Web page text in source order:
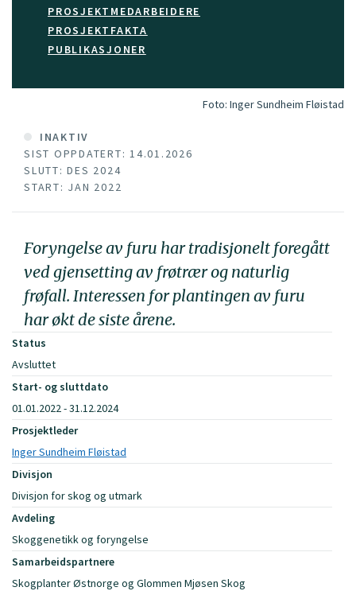
PROSJEKTMEDARBEIDERE
PROSJEKTFAKTA
PUBLIKASJONER
Foto: Inger Sundheim Fløistad
INAKTIV
SIST OPPDATERT: 14.01.2026
SLUTT: DES 2024
START: JAN 2022
Foryngelse av furu har tradisjonelt foregått
ved gjensetting av frøtrær og naturlig
frøfall. Interessen for plantingen av furu
har økt de siste årene.
Status
Avsluttet
Start- og sluttdato
01.01.2022 - 31.12.2024
Prosjektleder
Inger Sundheim Fløistad
Divisjon
Divisjon for skog og utmark
Avdeling
Skoggenetikk og foryngelse
Samarbeidspartnere
Skogplanter Østnorge og Glommen Mjøsen Skog